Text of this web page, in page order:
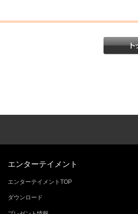
エンターテイメント
エンターテイメントTOP
ダウンロード